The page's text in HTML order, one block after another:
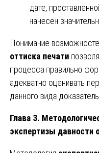
дате,
нанесен
Понимание
оттиска печати
процесса правильно
адекватно оценивать
данного вида
Глава 3.
экспертизы давности